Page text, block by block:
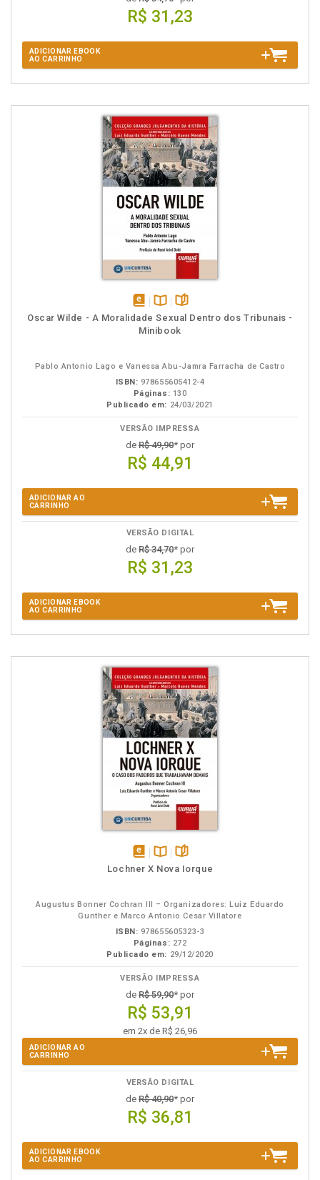
R$ 31,23
ADICIONAR EBOOK
AO CARRINHO
disponível
em
Disponível
na
páginas
Oscar Wilde - A Moralidade Sexual Dentro dos Tribunais -
Minibook
Pablo Antonio Lago e Vanessa Abu-Jamra Farracha de Castro
ISBN: 978655605412-4
Páginas: 130
Publicado em: 24/03/2021
VERSÃO IMPRESSA
de R$ 49,90* por
R$ 44,91
ADICIONAR AO
CARRINHO
VERSÃO DIGITAL
de R$ 34,70* por
R$ 31,23
ADICIONAR EBOOK
AO CARRINHO
disponívelDisponível
páginas
Lochner X Nova Iorque
Augustus Bonner Cochran III – Organizadores: Luiz Eduardo
Gunther e Marco Antonio Cesar Villatore
ISBN: 978655605323-3
Páginas: 272
Publicado em: 29/12/2020
VERSÃO IMPRESSA
de R$ 59,90* por
R$ 53,91
em 2x de R$ 26,96
ADICIONAR AO
CARRINHO
VERSÃO DIGITAL
de R$ 40,90* por
R$ 36,81
ADICIONAR EBOOK
AO CARRINHO